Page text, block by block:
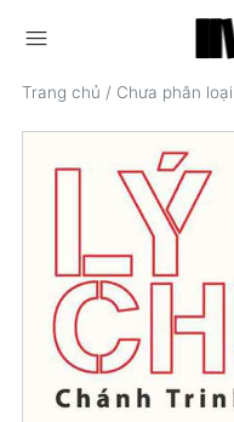
menu
Trang chủ / Chưa phân loại